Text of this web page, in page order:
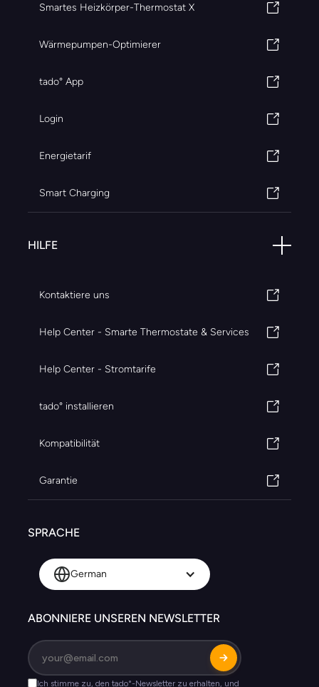
Smartes Heizkörper-Thermostat X
Wärmepumpen-Optimierer
tado° App
Login
Energietarif
Smart Charging
HILFE
Kontaktiere uns
Help Center - Smarte Thermostate & Services
Help Center - Stromtarife
tado° installieren
Kompatibilität
Garantie
SPRACHE
German
ABONNIERE UNSEREN NEWSLETTER